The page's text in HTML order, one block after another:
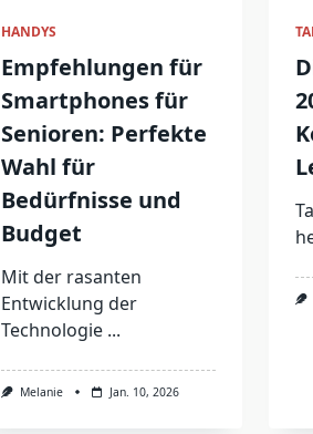
HANDYS
Empfehlungen für
Smartphones für
Senioren: Perfekte
Wahl für
Bedürfnisse und
Budget
Mit der rasanten
Entwicklung der
Technologie ...
Melanie Jan. 10, 2026